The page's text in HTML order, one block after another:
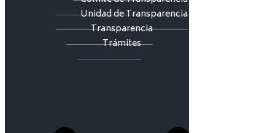
Unidad de Transparencia
Transparencia
Trámites